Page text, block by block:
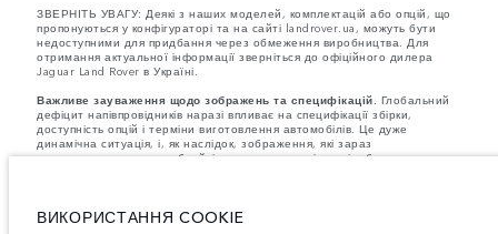
ЗВЕРНІТЬ УВАГУ: Деякі з наших моделей, комплектацій або опцій, що
пропонуються у конфігураторі та на сайті landrover.ua, можуть бути
недоступними для придбання через обмеження виробництва. Для
отримання актуальної інформації зверніться до офіційного дилера
Jaguar Land Rover в Україні.
Важливе зауваження щодо зображень та специфікацій. Глобальний
дефіцит напівпровідників наразі впливає на специфікації збірки,
доступність опцій і терміни виготовлення автомобілів. Це дуже
динамічна ситуація, і, як наслідок, зображення, які зараз
використовуються на вебсайті, можуть не повністю відображати
ВИКОРИСТАННЯ COOKIE